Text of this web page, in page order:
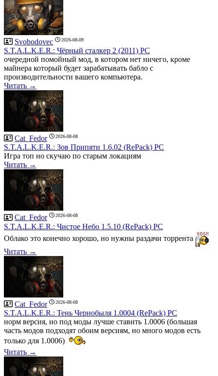
Svobodovec 2026-08-09
S.T.A.L.K.E.R.: Чёрный сталкер 2 (2011) PC
очередной помойный мод, в котором нет ничего, кроме
майнера который будет зарабатывать бабло с
производительности вашего компьютера.
Читать →
Cat_Fedor 2026-08-08
S.T.A.L.K.E.R.: Зов Припяти 1.6.02 (RePack) PC
Игра топ но скучаю по старым локациям
Читать →
Cat_Fedor 2026-08-08
S.T.A.L.K.E.R.: Чистое Небо 1.5.10 (RePack) PC
Облако это конечно хорошо, но нужны раздачи торрента
Читать →
Cat_Fedor 2026-08-08
S.T.A.L.K.E.R.: Тень Чернобыля 1.0004 (RePack) PC
норм версия, но под моды лучше ставить 1.0006 (большая
часть модов подходят обоим версиям, но много модов есть
только для 1.0006)
Читать →